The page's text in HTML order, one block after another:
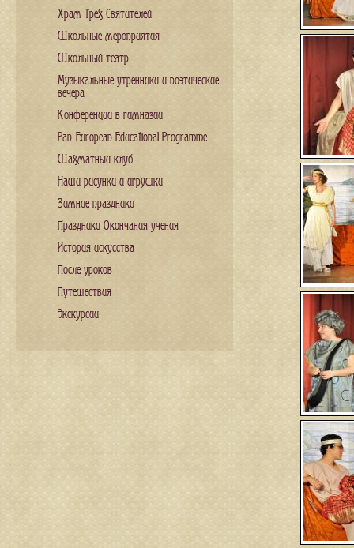
Храм Трех Святителей
Школьные мероприятия
Школьный театр
Музыкальные утренники и поэтические
вечера
Конференции в гимназии
Pan-European Educational Programme
Шахматный клуб
Наши рисунки и игрушки
Зимние праздники
Праздники Окончания учения
История искусства
После уроков
Путешествия
Экскурсии